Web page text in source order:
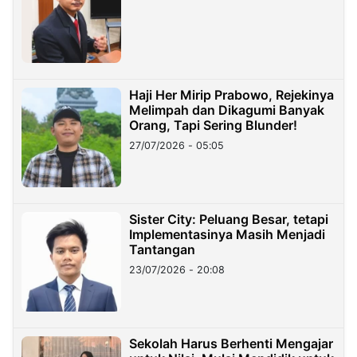
Haji Her Mirip Prabowo, Rejekinya
Melimpah dan Dikagumi Banyak
Orang, Tapi Sering Blunder!
27/07/2026 - 05:05
Sister City: Peluang Besar, tetapi
Implementasinya Masih Menjadi
Tantangan
23/07/2026 - 20:08
Sekolah Harus Berhenti Mengajar